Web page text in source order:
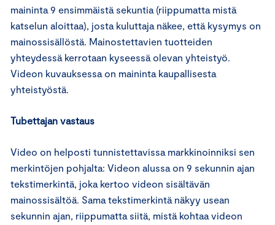
maininta 9 ensimmäistä sekuntia (riippumatta mistä
katselun aloittaa), josta kuluttaja näkee, että kysymys on
mainossisällöstä. Mainostettavien tuotteiden
yhteydessä kerrotaan kyseessä olevan yhteistyö.
Videon kuvauksessa on maininta kaupallisesta
yhteistyöstä.
Tubettajan vastaus
Video on helposti tunnistettavissa markkinoinniksi sen
merkintöjen pohjalta: Videon alussa on 9 sekunnin ajan
tekstimerkintä, joka kertoo videon sisältävän
mainossisältöä. Sama tekstimerkintä näkyy usean
sekunnin ajan, riippumatta siitä, mistä kohtaa videon